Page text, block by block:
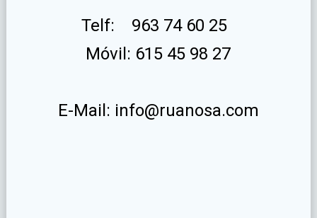
Telf: 963 74 60 25
Móvil: 615 45 98 27
E-Mail: info@ruanosa.com